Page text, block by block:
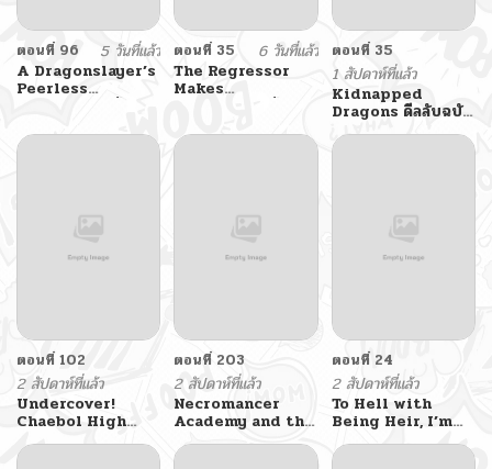
ตอนที่ 96
5 วันที่แล้ว
A Dragonslayer’s
Peerless
แค้น
ตอนที่ 35
6 วันที่แล้ว
The Regressor
Makes
ตอนที่ 35
1 สัปดาห์ที่แล้ว
Kidnapped
Dragons ดีลลับฉบับ
ลักพาตัวมังกร
ตอนที่ 102
2 สัปดาห์ที่แล้ว
Undercover!
Chaebol High
School
ตอนที่ 203
2 สัปดาห์ที่แล้ว
Necromancer
Academy and the
Genius
Summoner
ตอนที่ 24
2 สัปดาห์ที่แล้ว
To Hell with
Being Heir, I’m
going to Heal